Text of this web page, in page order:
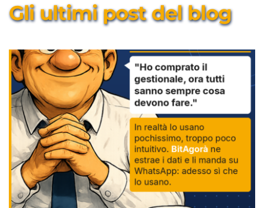
Gli ultimi post del blog